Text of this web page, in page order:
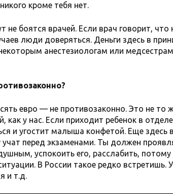
кроме тебя нет.
не боятся врачей. Если врач говорит,
люди доверяться. Деньги здесь в
анестезиологам или
евро — не противозаконно. Это не то
как у нас. Если приходит ребенок в
и угостит малыша конфетой. Еще здесь
перед экзаменами. Ты должен
успокоить его, расслабить, потому
В России такое редко встретишь.
и т.д.